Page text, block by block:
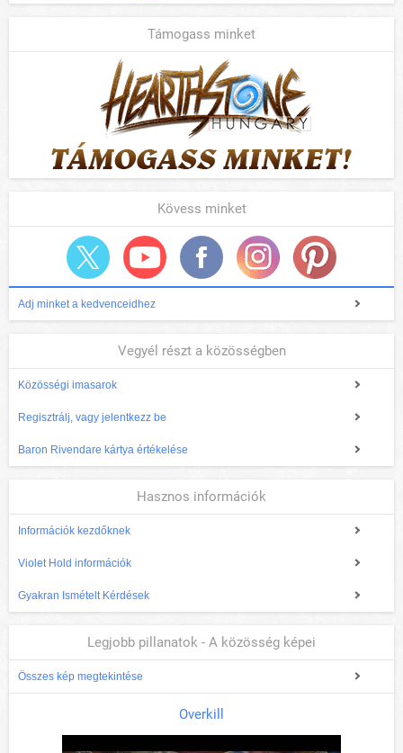
Támogass minket
Kövess minket
Adj minket a kedvenceidhez
Vegyél részt a közösségben
Közösségi imasarok
Regisztrálj, vagy jelentkezz be
Baron Rivendare kártya értékelése
Hasznos információk
Információk kezdőknek
Violet Hold információk
Gyakran Ismételt Kérdések
Legjobb pillanatok - A közösség képei
Összes kép megtekintése
Overkill